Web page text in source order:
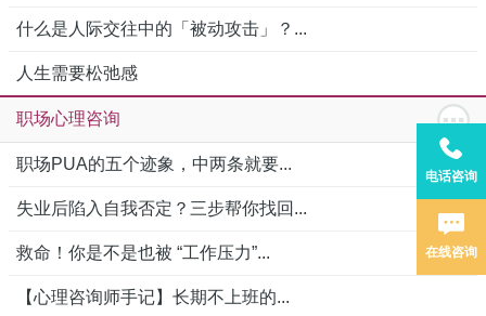
什么是人际交往中的「被动攻击」？...
人生需要松弛感
职场心理咨询
职场PUA的五个迹象，中两条就要...
失业后陷入自我否定？三步帮你找回...
救命！你是不是也被 “工作压力”...
【心理咨询师手记】长期不上班的...
电话咨询
在线咨询